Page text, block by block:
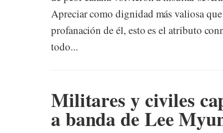
Apreciar como dignidad más valiosa
profanación de él, esto es el atributo
todo...
Militares y civiles
a banda de Lee